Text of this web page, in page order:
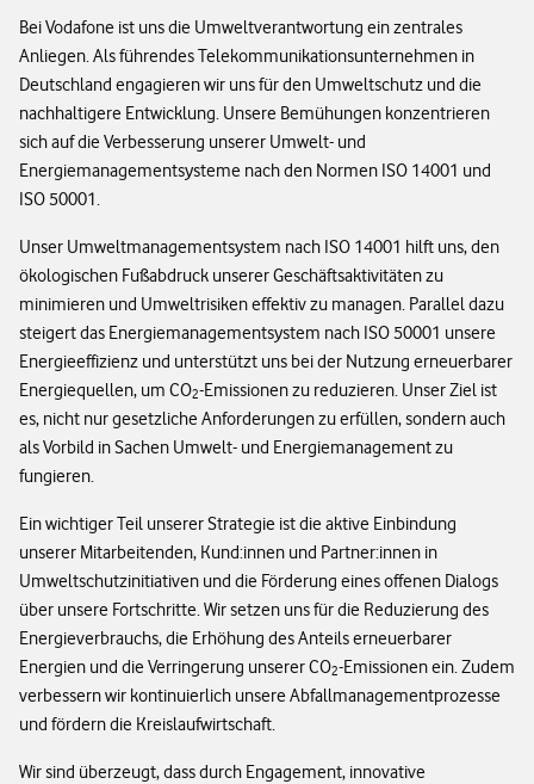
Bei Vodafone ist uns die Umweltverantwortung ein zentrales
Anliegen. Als führendes Telekommunikationsunternehmen in
Deutschland engagieren wir uns für den Umweltschutz und die
nachhaltigere Entwicklung. Unsere Bemühungen konzentrieren
sich auf die Verbesserung unserer Umwelt- und
Energiemanagementsysteme nach den Normen ISO 14001 und
ISO 50001.
Unser Umweltmanagementsystem nach ISO 14001 hilft uns, den
ökologischen Fußabdruck unserer Geschäftsaktivitäten zu
minimieren und Umweltrisiken effektiv zu managen. Parallel dazu
steigert das Energiemanagementsystem nach ISO 50001 unsere
Energieeffizienz und unterstützt uns bei der Nutzung erneuerbarer
Energiequellen, um CO2-Emissionen zu reduzieren. Unser Ziel ist
es, nicht nur gesetzliche Anforderungen zu erfüllen, sondern auch
als Vorbild in Sachen Umwelt- und Energiemanagement zu
fungieren.
Ein wichtiger Teil unserer Strategie ist die aktive Einbindung
unserer Mitarbeitenden, Kund:innen und Partner:innen in
Umweltschutzinitiativen und die Förderung eines offenen Dialogs
über unsere Fortschritte. Wir setzen uns für die Reduzierung des
Energieverbrauchs, die Erhöhung des Anteils erneuerbarer
Energien und die Verringerung unserer CO2-Emissionen ein. Zudem
verbessern wir kontinuierlich unsere Abfallmanagementprozesse
und fördern die Kreislaufwirtschaft.
Wir sind überzeugt, dass durch Engagement, innovative